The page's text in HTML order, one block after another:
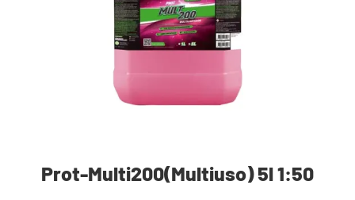
Prot-Multi200(Multiuso) 5l 1:50